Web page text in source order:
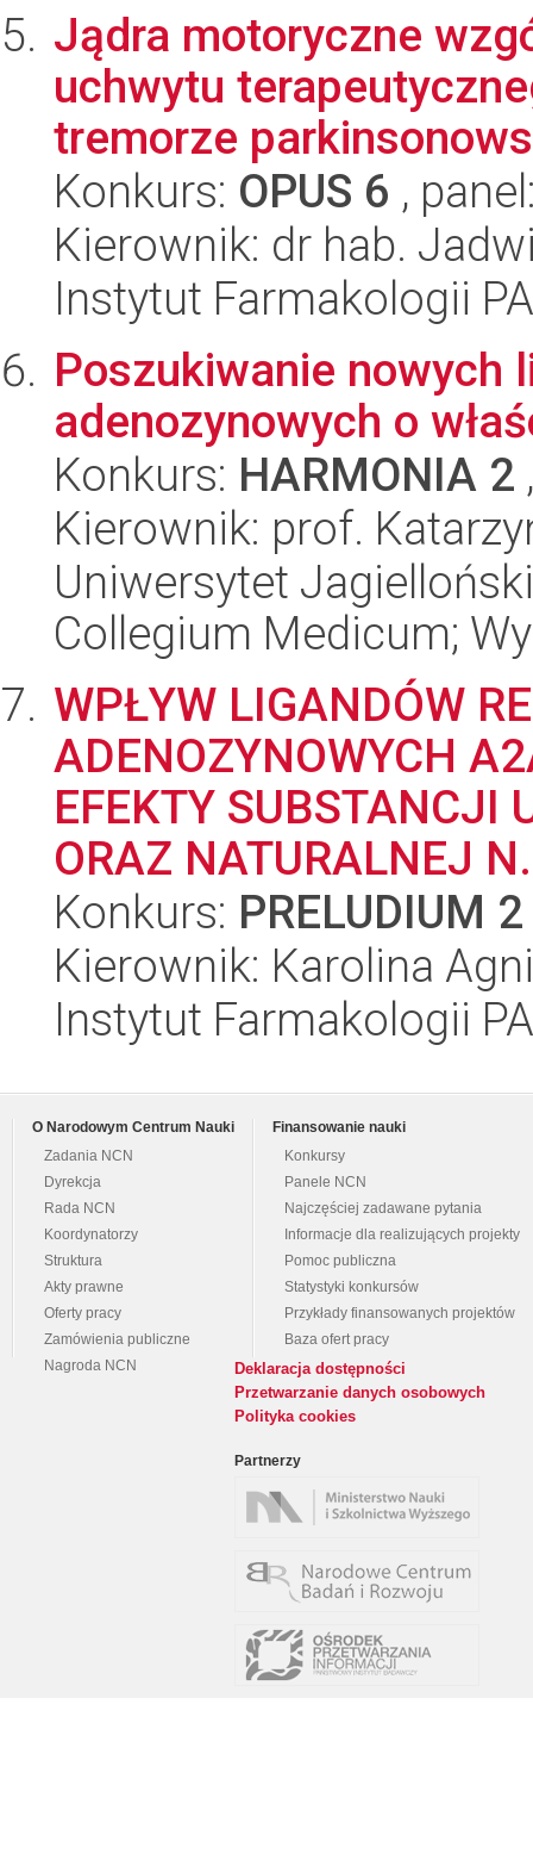
Jądra motoryczne
uchwytu
tremorze
Konkurs: OPUS 6 ,
Kierownik: dr hab.
Instytut Farmakologii
Poszukiwanie nowych
adenozynowych o
Konkurs: HARMONIA 2
Kierownik: prof.
Uniwersytet
Collegium Medicum;
WPŁYW LIGANDÓW
ADENOZYNOWYCH
EFEKTY
ORAZ NATURALNEJ
Konkurs: PRELUDIUM 2
Kierownik: Karolina
Instytut Farmakologii
O Narodowym Centrum Nauki
Zadania NCN
Dyrekcja
Rada NCN
Koordynatorzy
Struktura
Akty prawne
Oferty pracy
Zamówienia publiczne
Nagroda NCN
Finansowanie nauki
Konkursy
Panele NCN
Najczęściej zadawane pytania
Informacje dla realizujących projekty
Pomoc publiczna
Statystyki konkursów
Przykłady finansowanych projektów
Baza ofert pracy
Deklaracja dostępności
Przetwarzanie danych osobowych
Polityka cookies
Partnerzy